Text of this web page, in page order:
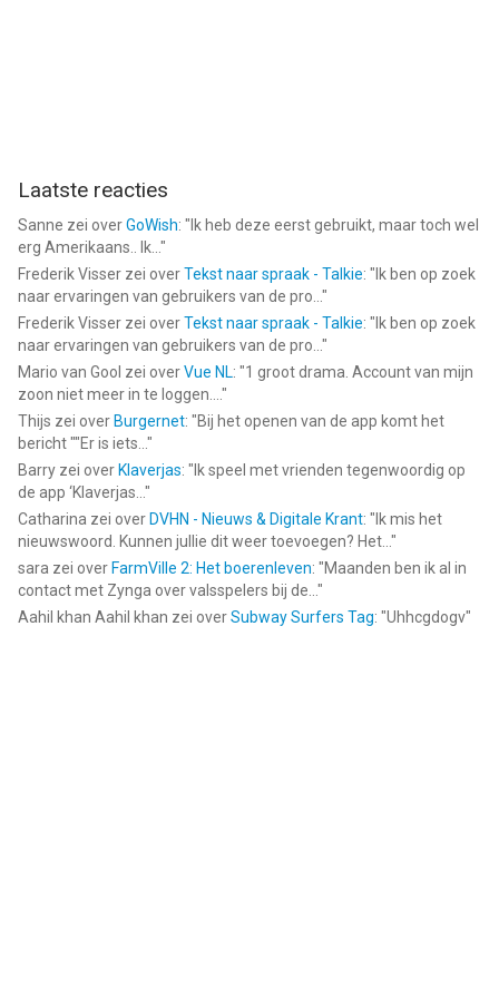
Laatste reacties
Sanne zei overGoWish: " Ik heb deze eerst gebruikt, maar toch wel
erg Amerikaans.. Ik... "
Frederik Visser zei overTekst naar spraak - Talkie: " Ik ben op zoek
naar ervaringen van gebruikers van de pro... "
Frederik Visser zei overTekst naar spraak - Talkie: " Ik ben op zoek
naar ervaringen van gebruikers van de pro... "
Mario van Gool zei overVue NL: "1 groot drama. Account van mijn
zoon niet meer in te loggen.... "
Thijs zei over Burgernet: "Bij het openen van de app komt het
bericht ""Er is iets... "
Barry zei over Klaverjas: " Ik speel met vrienden tegenwoordig op
de app ‘Klaverjas... "
Catharina zei over DVHN - Nieuws & Digitale Krant: " Ik mis het
nieuwswoord. Kunnen jullie dit weer toevoegen? Het... "
sara zei over FarmVille 2: Het boerenleven: "Maanden ben ik al in
contact met Zynga over valsspelers bij de... "
Aahil khan Aahil khan zei overSubway Surfers Tag: "Uhhcgdogv"